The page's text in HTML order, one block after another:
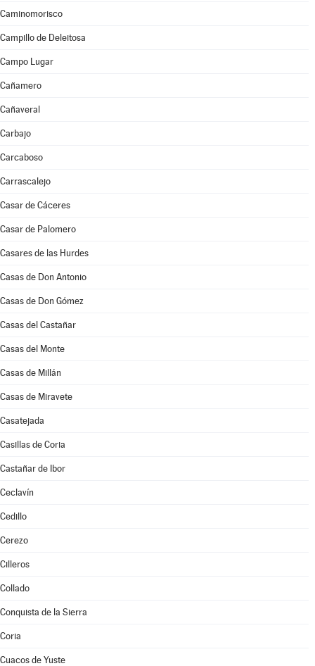
Caminomorisco
Campillo de Deleitosa
Campo Lugar
Cañamero
Cañaveral
Carbajo
Carcaboso
Carrascalejo
Casar de Cáceres
Casar de Palomero
Casares de las Hurdes
Casas de Don Antonio
Casas de Don Gómez
Casas del Castañar
Casas del Monte
Casas de Millán
Casas de Miravete
Casatejada
Casillas de Coria
Castañar de Ibor
Ceclavín
Cedillo
Cerezo
Cilleros
Collado
Conquista de la Sierra
Coria
Cuacos de Yuste